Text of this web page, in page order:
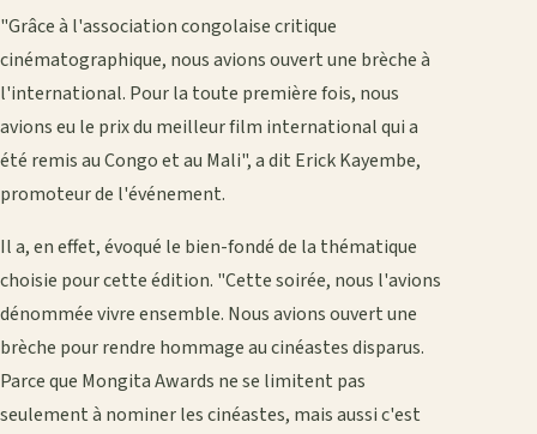
"Grâce à l'association congolaise critique
cinématographique, nous avions ouvert une brèche à
l'international. Pour la toute première fois, nous
avions eu le prix du meilleur film international qui a
été remis au Congo et au Mali", a dit Erick Kayembe,
promoteur de l'événement.
Il a, en effet, évoqué le bien-fondé de la thématique
choisie pour cette édition. "Cette soirée, nous l'avions
dénommée vivre ensemble. Nous avions ouvert une
brèche pour rendre hommage au cinéastes disparus.
Parce que Mongita Awards ne se limitent pas
seulement à nominer les cinéastes, mais aussi c'est